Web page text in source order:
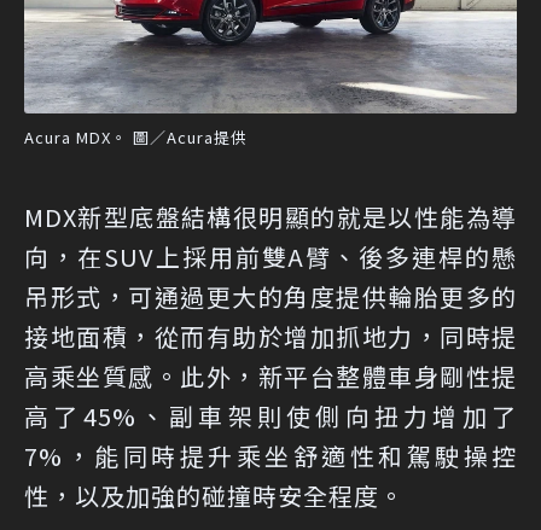
Acura MDX。 圖／Acura提供
MDX新型底盤結構很明顯的就是以性能為導
向，在SUV上採用前雙A臂、後多連桿的懸
吊形式，可通過更大的角度提供輪胎更多的
接地面積，從而有助於增加抓地力，同時提
高乘坐質感。此外，新平台整體車身剛性提
高了45%、副車架則使側向扭力增加了
7%，能同時提升乘坐舒適性和駕駛操控
性，以及加強的碰撞時安全程度。